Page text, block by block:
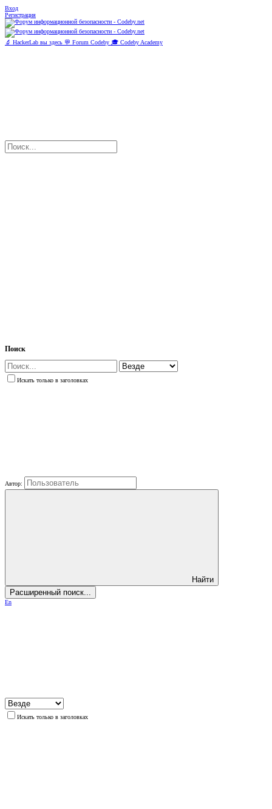
Вход
Регистрация
🔬 HackerLab вы здесь 💬 Forum Codeby 🎓 Codeby Academy
Поиск
Искать только в заголовках
Автор:
Найти
Расширенный поиск...
En
Искать только в заголовках